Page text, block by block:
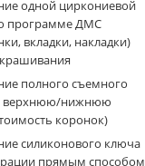
одной циркониевой
программе ДМС
вкладки, накладки)
полного съемного
верхнюю/нижнюю
коронок)
силиконового ключа
прямым способом